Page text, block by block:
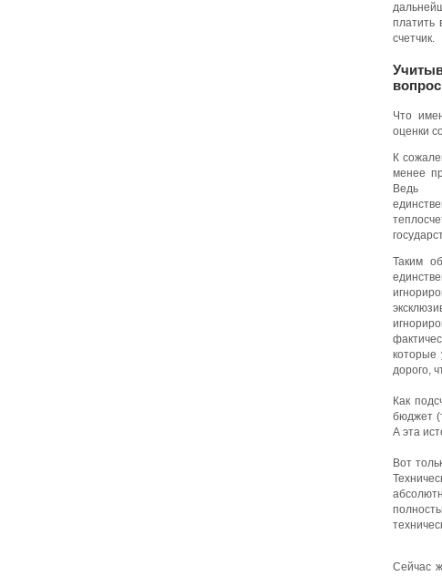
платить
счетчик.
Что
оценки
К
менее
Ведь
Таким
которые
дорого,
Как
бюджет
А эта
Вот
Сейчас